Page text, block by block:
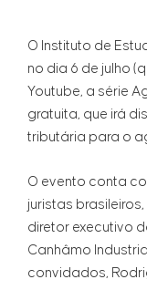
O Instituto de
no dia 6 de julho
Youtube, a série
gratuita, que irá
tributária para o
O evento conta
juristas
diretor executivo
Canhâmo
convidados,